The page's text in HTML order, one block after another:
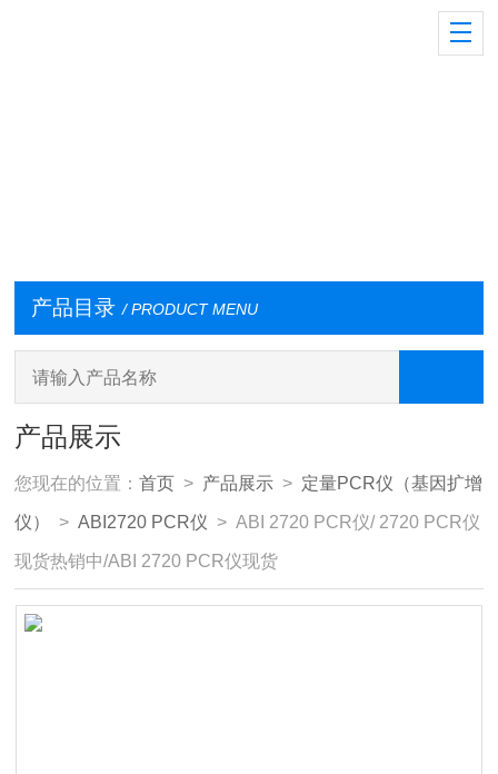
产品目录 / PRODUCT MENU
产品展示
您现在的位置：首页 > 产品展示 > 定量PCR仪（基因扩增
仪） >ABI2720 PCR仪 > ABI 2720 PCR仪/ 2720 PCR仪
现货热销中/ABI 2720 PCR仪现货